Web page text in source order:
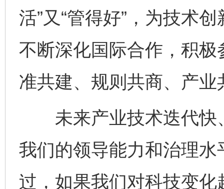
活”又“管得好”，为技术
不断深化国际合作，积
准共建、规则共商、产业
未来产业技术迭代快
我们的领导能力和治理
过，如果我们对科技变